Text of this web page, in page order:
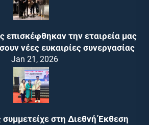
επισκέφθηκαν την εταιρεία μας
νέες ευκαιρίες συνεργασίας
Jan 21, 2026
συμμετείχε στη Διεθνή Έκθεση